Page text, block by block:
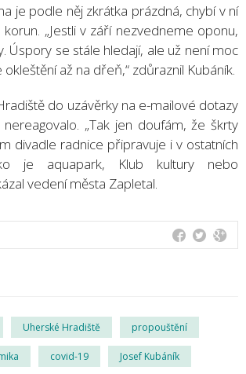
je podle něj zkrátka prázdná, chybí v ní
„Jestli v září nezvedneme oponu,
Úspory se stále hledají, ale už není moc
až na dřeň,“ zdůraznil Kubáník.
do uzávěrky na e-mailové dotazy
nereagovalo. „Tak jen doufám, že škrty
divadle radnice připravuje i v ostatních
je aquapark, Klub kultury nebo
vedení města Zapletal.
Uherské Hradiště propouštění
covid-19 Josef Kubáník